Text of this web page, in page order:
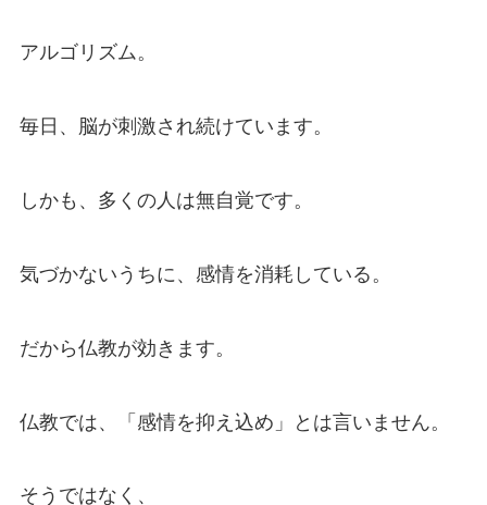
アルゴリズム。
毎日、脳が刺激され続けています。
しかも、多くの人は無自覚です。
気づかないうちに、感情を消耗している。
だから仏教が効きます。
仏教では、「感情を抑え込め」とは言いません。
そうではなく、